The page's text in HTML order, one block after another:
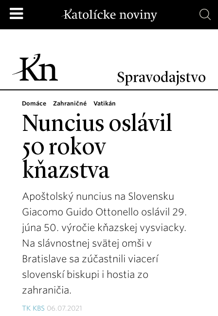
Spravodajstvo
Domáce Zahraničné Vatikán
Nuncius oslávil
50 rokov
kňazstva
Apoštolský nuncius na Slovensku
Giacomo Guido Ottonello oslávil 29.
júna 50. výročie kňazskej vysviacky.
Na slávnostnej svätej omši v
Bratislave sa zúčastnili viacerí
slovenskí biskupi i hostia zo
zahraničia.
TK KBS 06.07.2021